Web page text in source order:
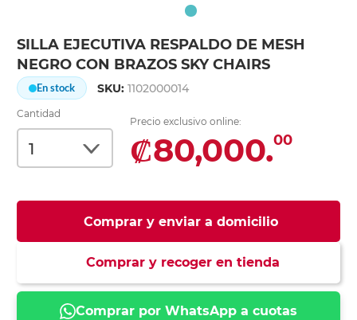
SILLA EJECUTIVA RESPALDO DE MESH
NEGRO CON BRAZOS SKY CHAIRS
En stock SKU:1102000014
Cantidad
Precio exclusivo online:
₡80,000.00
Comprar y enviar a domicilio
Comprar y recoger en tienda
Comprar por WhatsApp a cuotas